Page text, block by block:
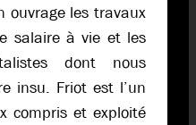
ouvrage les travaux
salaire à vie et les
dont nous
insu. Friot est l’un
compris et exploité